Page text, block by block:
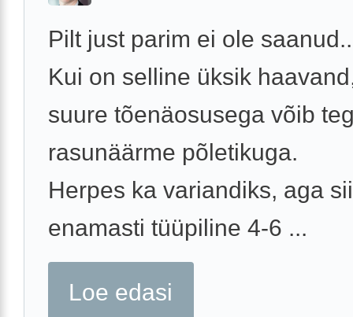
Pilt just parim ei ole
Kui on selline üksik
suure tõenäosusega võib
rasunäärme põletikuga.
Herpes ka variandiks, aga
enamasti tüüpiline 4-6 ...
Loe edasi